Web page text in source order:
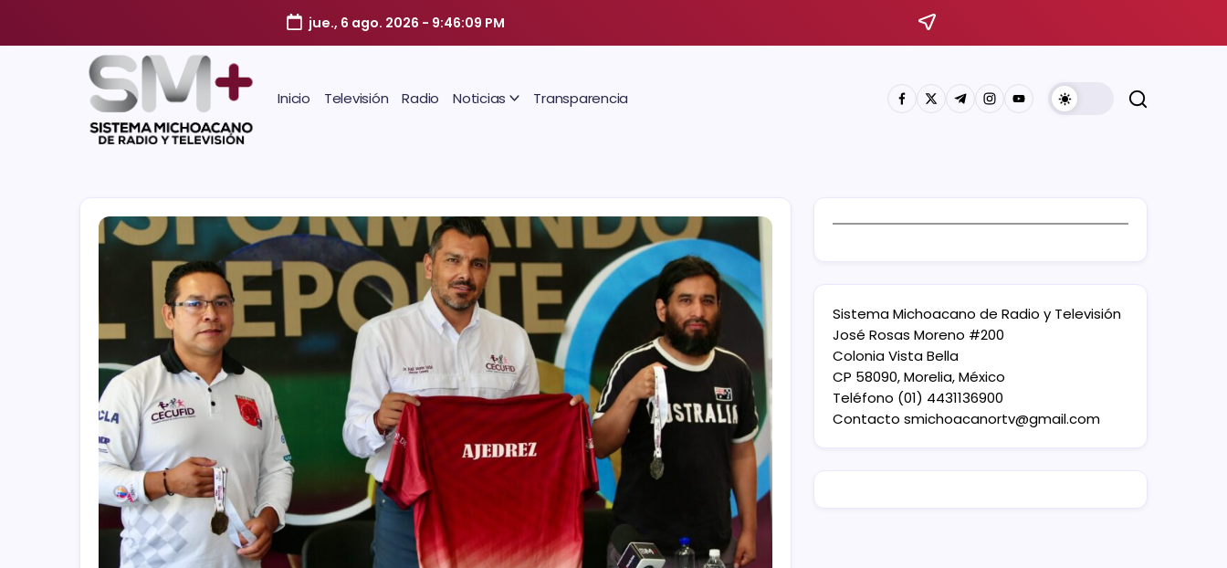
jue., 6 ago. 2026 - 9:46:10 PM
Inicio Televisión Radio Noticias Transparencia
Sistema Michoacano de Radio y Televisión
José Rosas Moreno #200
Colonia Vista Bella
CP 58090, Morelia, México
Teléfono (01) 4431136900
Contacto smichoacanortv@gmail.com